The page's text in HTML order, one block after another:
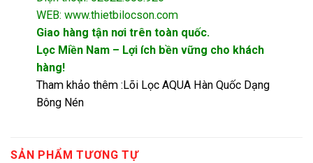
WEB: www.thietbilocson.com
Giao hàng tận nơi trên toàn quốc.
Lọc Miền Nam – Lợi ích bền vững cho khách
hàng!
Tham khảo thêm :Lõi Lọc AQUA Hàn Quốc Dạng
Bông Nén
SẢN PHẨM TƯƠNG TỰ